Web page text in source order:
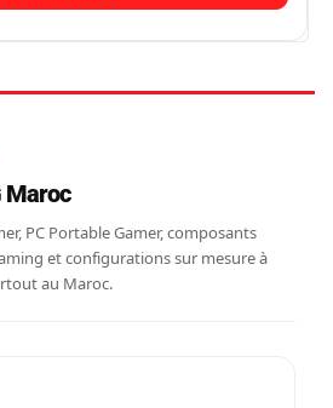
Maroc
PC Portable Gamer, composants
et configurations sur mesure à
au Maroc.